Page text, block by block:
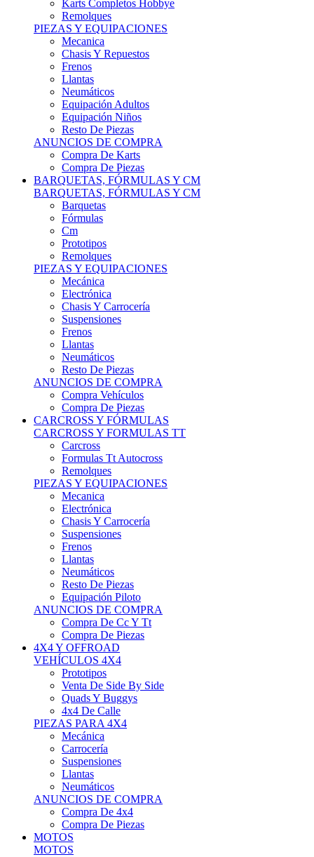
PIEZAS Y EQUIPACIONES
Mecanica
Chasis Y Repuestos
Frenos
Llantas
Neumáticos
Equipación Adultos
Equipación Niños
Resto De Piezas
ANUNCIOS DE COMPRA
Compra De Karts
Compra De Piezas
BARQUETAS, FÓRMULAS Y CM
BARQUETAS, FÓRMULAS Y CM
Barquetas
Fórmulas
Cm
Prototipos
Remolques
PIEZAS Y EQUIPACIONES
Mecánica
Electrónica
Chasis Y Carrocería
Suspensiones
Frenos
Llantas
Neumáticos
Resto De Piezas
ANUNCIOS DE COMPRA
Compra Vehículos
Compra De Piezas
CARCROSS Y FÓRMULAS
CARCROSS Y FORMULAS TT
Carcross
Formulas Tt Autocross
Remolques
PIEZAS Y EQUIPACIONES
Mecanica
Electrónica
Chasis Y Carrocería
Suspensiones
Frenos
Llantas
Neumáticos
Resto De Piezas
Equipación Piloto
ANUNCIOS DE COMPRA
Compra De Cc Y Tt
Compra De Piezas
4X4 Y OFFROAD
VEHÍCULOS 4X4
Prototipos
Venta De Side By Side
Quads Y Buggys
4x4 De Calle
PIEZAS PARA 4X4
Mecánica
Carrocería
Suspensiones
Llantas
Neumáticos
ANUNCIOS DE COMPRA
Compra De 4x4
Compra De Piezas
MOTOS
MOTOS
Motos De Circuito